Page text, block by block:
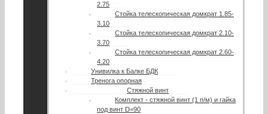
2.75
Стойка телескопическая домкрат 1.85-
3.10
Стойка телескопическая домкрат 2.10-
3.70
Стойка телескопическая домкрат 2.60-
4.20
Унивилка к Балке БДК
Тренога опорная
Стяжной винт
Комплект - стяжной винт (1 п/м) и гайка
под винт D=90